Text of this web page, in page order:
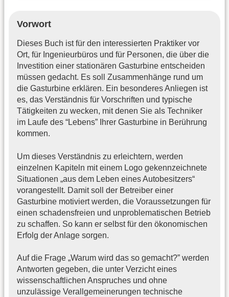
Vorwort
Dieses Buch ist für den interessierten Praktiker vor
Ort, für Ingenieurbüros und für Personen, die über die
Investition einer stationären Gasturbine entscheiden
müssen gedacht. Es soll Zusammenhänge rund um
die Gasturbine erklären. Ein besonderes Anliegen ist
es, das Verständnis für Vorschriften und typische
Tätigkeiten zu wecken, mit denen Sie als Techniker
im Laufe des “Lebens” Ihrer Gasturbine in Berührung
kommen.
Um dieses Verständnis zu erleichtern, werden
einzelnen Kapiteln mit einem Logo gekennzeichnete
Situationen „aus dem Leben eines Autobesitzers“
vorangestellt. Damit soll der Betreiber einer
Gasturbine motiviert werden, die Voraussetzungen für
einen schadensfreien und unproblematischen Betrieb
zu schaffen. So kann er selbst für den ökonomischen
Erfolg der Anlage sorgen.
Auf die Frage „Warum wird das so gemacht?” werden
Antworten gegeben, die unter Verzicht eines
wissenschaftlichen Anspruches und ohne
unzulässige Verallgemeinerungen technische